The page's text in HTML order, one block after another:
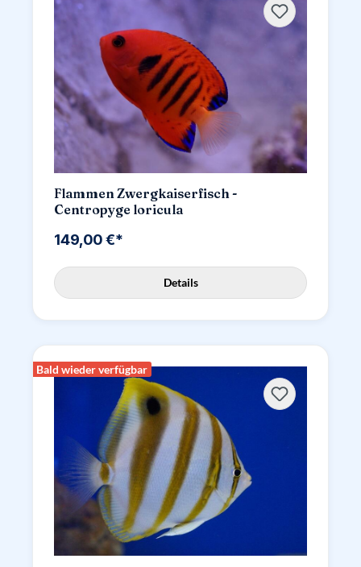
Flammen Zwergkaiserfisch -
Centropyge loricula
149,00 €*
Details
Bald wieder verfügbar